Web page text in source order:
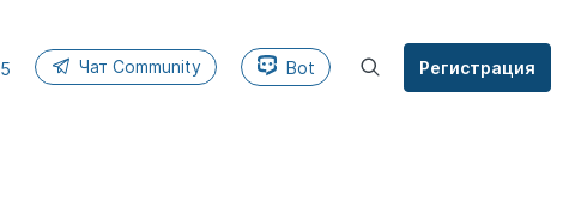
Чат Community Bot
Регистрация